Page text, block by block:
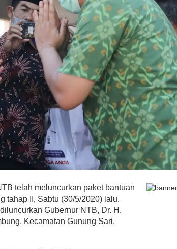
telah meluncurkan paket bantuan
tahap II, Sabtu (30/5/2020) lalu.
Gubernur NTB, Dr. H.
Kecamatan Gunung Sari,